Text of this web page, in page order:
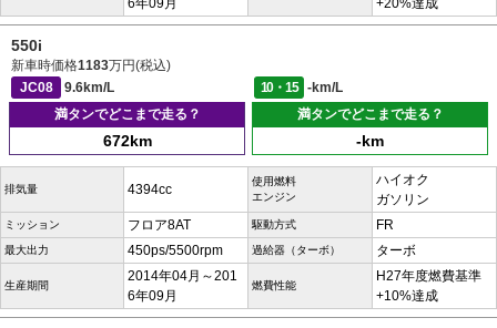
6年09月
+20%達成
550i
新車時価格1183万円(税込)
JC08
9.6km/L 10・15
-km/L
満タンでどこまで走る？
672km
満タンでどこまで走る？
-km
排気量 4394cc
使用燃料
エンジン
ハイオク
ガソリン
ミッション フロア8AT 駆動方式 FR
最大出力 450ps/5500rpm 過給器（ターボ） ターボ
生産期間
2014年04月～201
6年09月
燃費性能
H27年度燃費基準
+10%達成